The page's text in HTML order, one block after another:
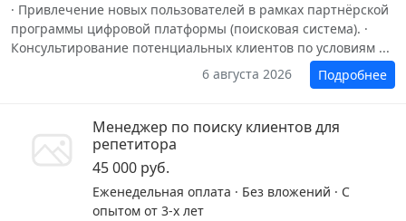
· Привлечение новых пользователей в рамках партнёрской
программы цифровой платформы (поисковая система). ·
Консультирование потенциальных клиентов по условиям ...
6 августа 2026
Подробнее
Менеджер по поиску клиентов для
репетитора
45 000 руб.
Еженедельная оплата · Без вложений · С
опытом от 3-х лет